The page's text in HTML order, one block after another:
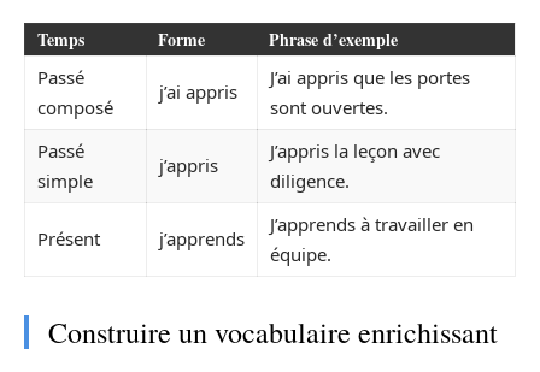
Temps Forme Phrase d’exemple
Passé
composé
j’ai appris
J’ai appris que les portes
sont ouvertes.
Passé
simple
j’appris
J’appris la leçon avec
diligence.
Présent j’apprends
J’apprends à travailler en
équipe.
Construire un vocabulaire enrichissant